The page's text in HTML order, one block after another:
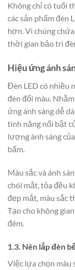
Không chỉ có tuổi
các sản phẩm đèn
hơn. Vì chúng
thời gian bảo trì
Hiệu ứng ánh
Đèn LED có nhiều
đèn đổi màu.
ứng ánh sáng dễ
tính năng nổi bật
lượng ánh sáng
bấm.
Màu sắc và ánh
chói mắt, tỏa đều
đẹp mắt, màu sắc
Tạo cho không
đêm.
1.3. Nên lắp đèn
Việc lựa chọn màu